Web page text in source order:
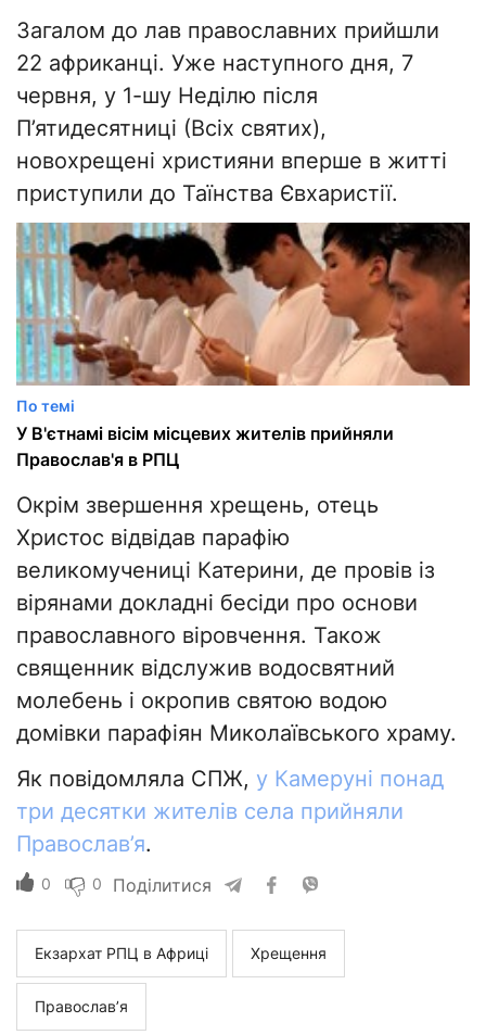
Загалом до лав православних прийшли
22 африканці. Уже наступного дня, 7
червня, у 1-шу Неділю після
П’ятидесятниці (Всіх святих),
новохрещені християни вперше в житті
приступили до Таїнства Євхаристії.
По темі
У В'єтнамі вісім місцевих жителів прийняли
Православ'я в РПЦ
Окрім звершення хрещень, отець
Христос відвідав парафію
великомучениці Катерини, де провів із
вірянами докладні бесіди про основи
православного віровчення. Також
священник відслужив водосвятний
молебень і окропив святою водою
домівки парафіян Миколаївського храму.
Як повідомляла СПЖ, у Камеруні понад
три десятки жителів села прийняли
Православ’я.
0 0 Поділитися
Екзархат РПЦ в Африці Хрещення
Православ’я